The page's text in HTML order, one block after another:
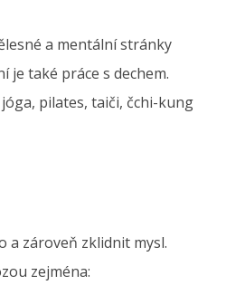
a mentální stránky
je také práce s dechem.
pilates, taiči, čchi-kung
a zároveň zklidnit mysl.
zejména: